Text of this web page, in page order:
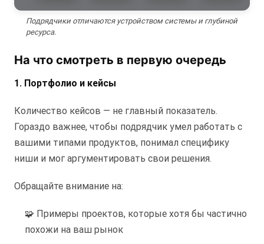
Подрядчики отличаются устройством системы и глубиной
ресурса.
На что смотреть в первую очередь
1. Портфолио и кейсы
Количество кейсов — не главный показатель.
Гораздо важнее, чтобы подрядчик умел работать с
вашими типами продуктов, понимал специфику
ниши и мог аргументировать свои решения.
Обращайте внимание на:
🧩 Примеры проектов, которые хотя бы частично
похожи на ваш рынок